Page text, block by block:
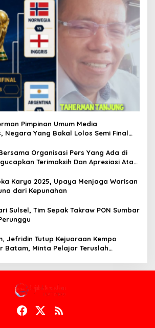
Pimpinan Umum Media
Negara Yang Bakal Lolos Semi Final
Organisasi Pers Yang Ada di
Terimaksih Dan Apresiasi Atas
Karya 2025, Upaya Menjaga Warisan
dari Kepunahan
Sulsel, Tim Sepak Takraw PON Sumbar
Jefridin Tutup Kejuaraan Kempo
Minta Pelajar Teruslah